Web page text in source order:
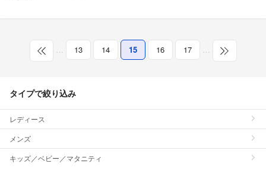
… 13 14 15 16 17 …
タイプで絞り込み
レディース
メンズ
キッズ／ベビー／マタニティ